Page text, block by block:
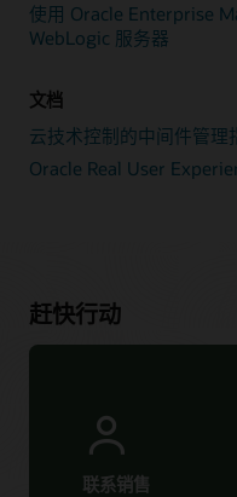
使用 Oracle Enterprise
WebLogic 服务器
文档
云技术控制的中间件管理
Oracle Real User
赶快行动
联系销售